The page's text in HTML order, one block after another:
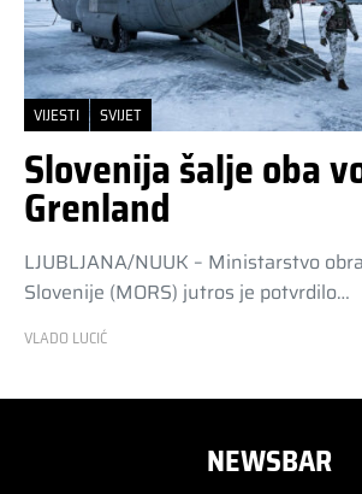
VIJESTI SVIJET
Slovenija šalje oba
Grenland
LJUBLJANA/NUUK – Ministarstvo
Slovenije (MORS) jutros je potvrdilo…
VLADO LUCIĆ
NEWSBAR